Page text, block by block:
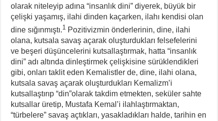
olarak niteleyip adına “insanlık dini” diyerek, büyük bir
çelişki yaşamış, ilahi dinden kaçarken, ilahı kendisi olan
dine sığınmıştı.1 Pozitivizmin önderlerinin, dine, ilahi
olana, kutsala savaş açarak oluşturdukları felsefelerini
ve beşeri düşüncelerini kutsallaştırmak, hatta “insanlık
dini” adı altında dinleştirmek çelişkisine sürüklendikleri
gibi, onları taklit eden Kemalistler de, dine, ilahi olana,
kutsala savaş açarak oluşturdukları Kemalizm’i
kutsallaştırıp “din”olarak takdim etmekten, seküler sahte
kutsallar üretip, Mustafa Kemal’i ilahlaştırmaktan,
“türbelere” savaş açtıkları, yasakladıkları halde, tarihin en